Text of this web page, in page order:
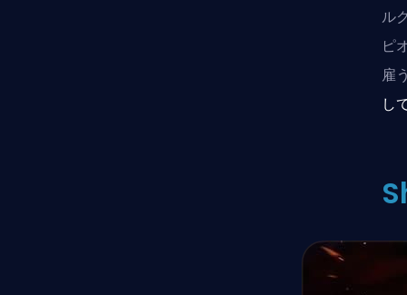
ル
ピ
雇
し